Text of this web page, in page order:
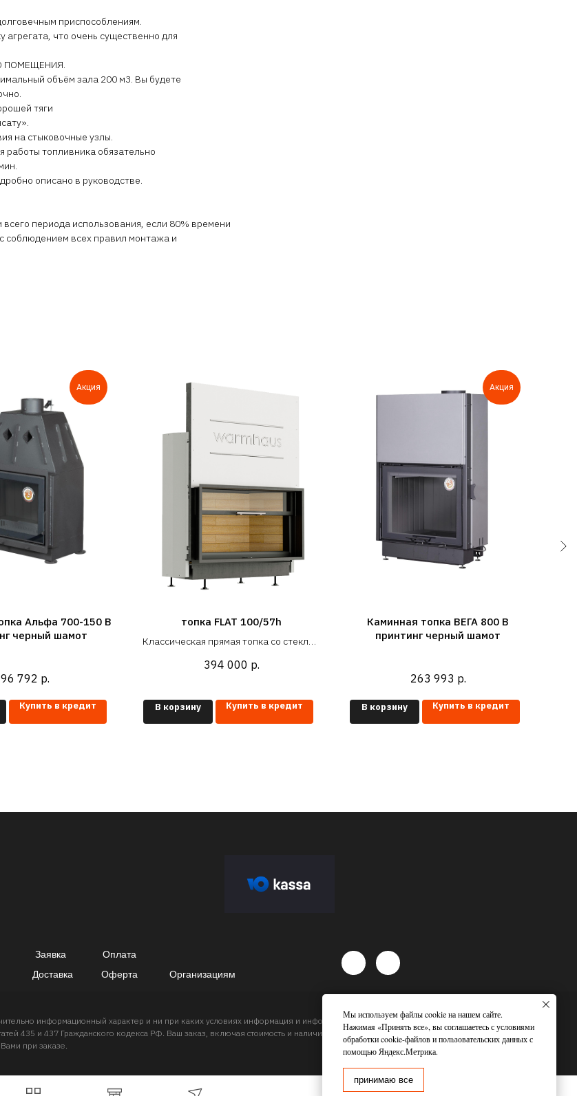
приспособлениям.
что очень существенно для
ПОМЕЩЕНИЯ.
объём зала 200 м3. Вы будете
тяги
на стыковочные узлы.
топливника обязательно
описано в руководстве.
периода использования, если 80% времени
соблюдением всех правил монтажа и
Акция
Альфа 700-150 B
черный шамот
96 792 р.
Купить в кредит
топка FLAT 100/57h
Классическая прямая топка со стеклом
- 1000 мм)
394 000 р.
В корзину Купить в кредит
Акция
Каминная топка ВЕГА 800 B
принтинг черный шамот
263 993 р.
В корзину Купить в кредит
Заявка
Оплата
Доставка Оферта Организациям
Мы используем файлы cookie на нашем сайте.
Нажимая «Принять все», вы соглашаетесь с условиями
обработки cookie-файлов и пользовательских данных с
помощью Яндекс.Метрика.
принимаю все
информационный характер и ни при каких условиях информация и информационные материалы, цены, размещенные на
435 и 437 Гражданского кодекса РФ. Ваш заказ, включая стоимость и наличие товара и сроков доставки, будет подтвержден
при заказе.